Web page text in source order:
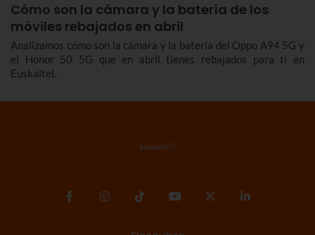
Cómo son la cámara y la batería de los
móviles rebajados en abril
Analizamos cómo son la cámara y la batería del Oppo A94 5G y
el Honor 50 5G que en abril tienes rebajados para ti en
Euskaltel.